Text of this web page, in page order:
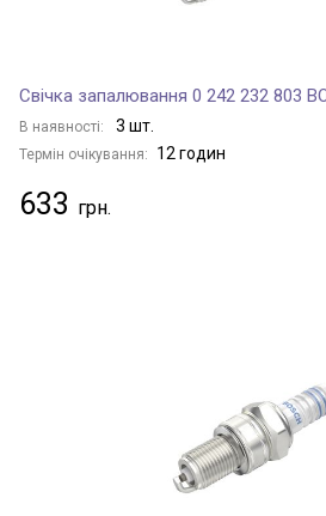
Свічка запалювання 0 242 232 803
В наявності: 3 шт.
Термін очікування: 12 годин
633